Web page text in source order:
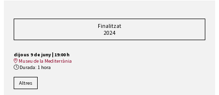
Finalitzat
2024
dijous 9 de juny
19:00 h
Museu de la Mediterrània
Durada: 1 hora
Altres